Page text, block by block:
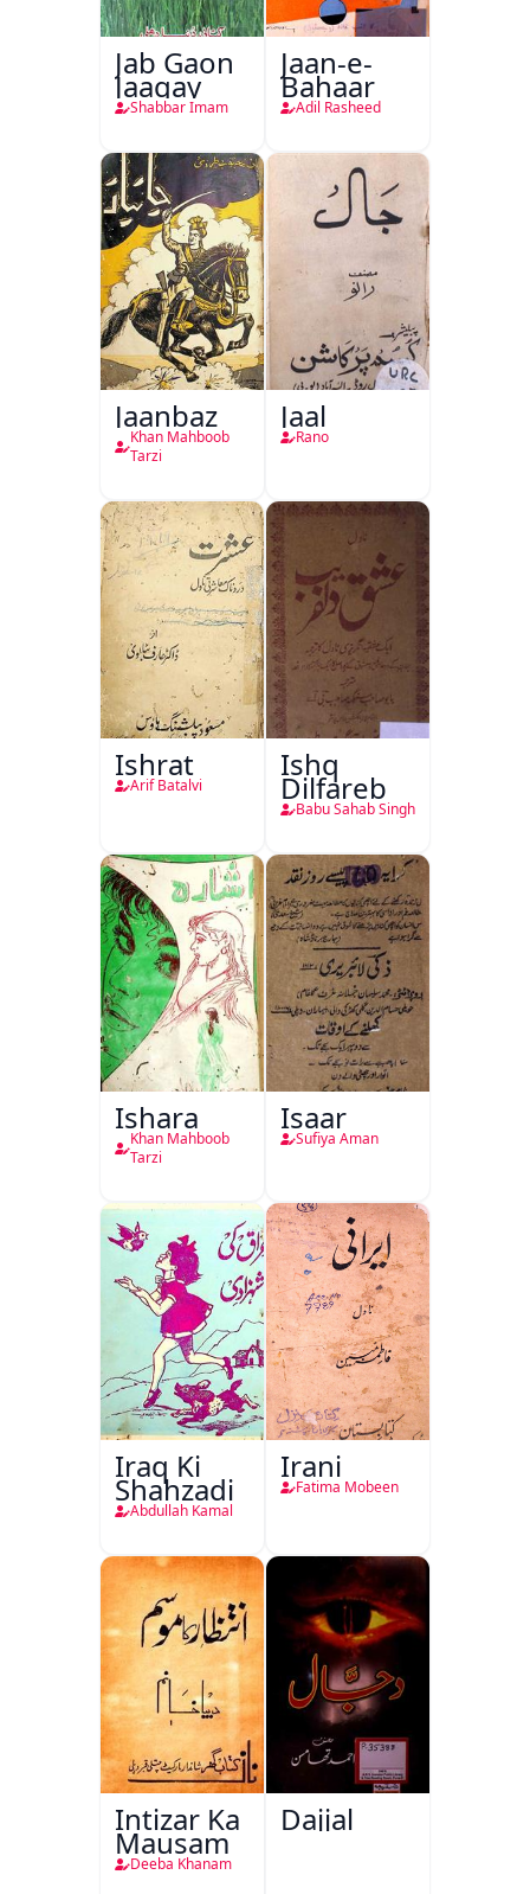
Jab Gaon
Jaagay
Shabbar Imam
Jaan-e-
Bahaar
Adil Rasheed
Jaanbaz
Khan Mahboob
Tarzi
Jaal
Rano
Ishrat
Arif Batalvi
Ishq
Dilfareb
Babu Sahab Singh
Ishara
Khan Mahboob
Tarzi
Isaar
Sufiya Aman
Iraq Ki
Shahzadi
Abdullah Kamal
Irani
Fatima Mobeen
Intizar Ka
Mausam
Deeba Khanam
Dajjal